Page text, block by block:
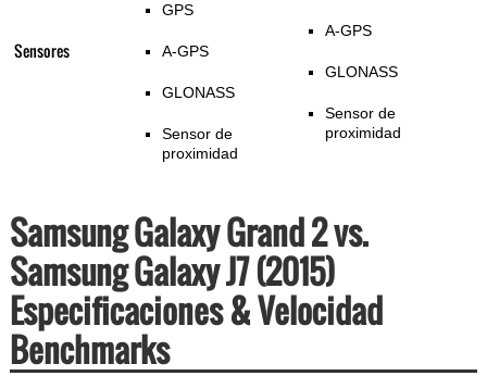
Sensores
GPS
A-GPS
GLONASS
Sensor de
proximidad
A-GPS
GLONASS
Sensor de
proximidad
Samsung Galaxy Grand 2 vs.
Samsung Galaxy J7 (2015)
Especificaciones & Velocidad
Benchmarks